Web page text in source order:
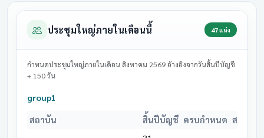
ประชุมใหญ่ภายในเดือนนี้ 47 แห่ง
กำหนดประชุมใหญ่ภายในเดือน สิงหาคม 2569 อ้างอิงจากวันสิ้นปีบัญชี
+ 150 วัน
group1
สถาบัน สิ้นปีบัญชี ครบกำหนด สถานะ